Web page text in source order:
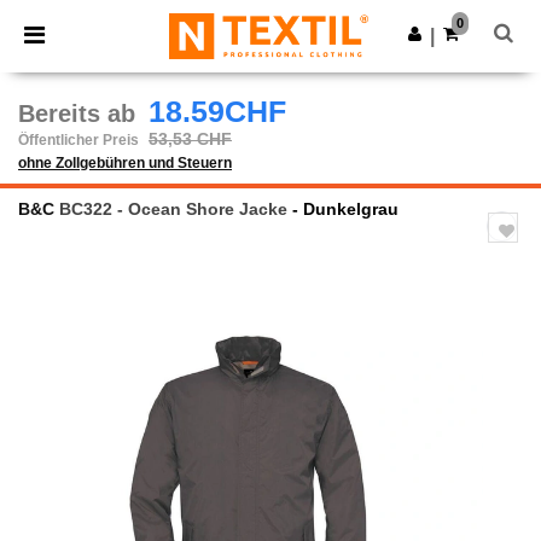
× Ntextil App
Bessere Preise in der App!
App holen
0
Bereits ab 18.59CHF
Öffentlicher Preis 53,53 CHF
ohne Zollgebühren und Steuern
B&C BC322 - Ocean Shore Jacke - Dunkelgrau